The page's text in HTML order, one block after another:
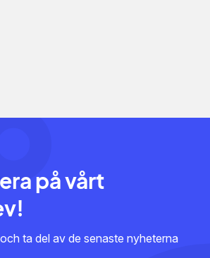
på vårt
ta del av de senaste nyheterna